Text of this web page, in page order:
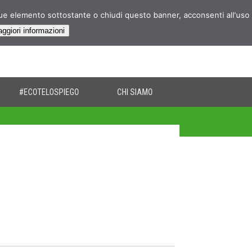
#ECOTELOSPIEGO CHI SIAMO
elemento sottostante o chiudi questo banner, acconsenti all'uso
informazioni